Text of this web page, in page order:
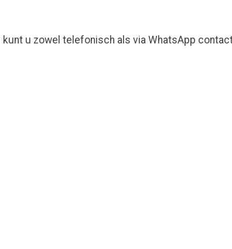
u zowel telefonisch als via WhatsApp